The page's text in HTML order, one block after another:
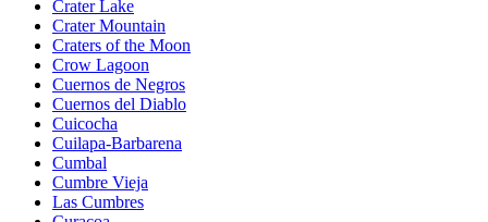
Crater Lake
Crater Mountain
Craters of the Moon
Crow Lagoon
Cuernos de Negros
Cuernos del Diablo
Cuicocha
Cuilapa-Barbarena
Cumbal
Cumbre Vieja
Las Cumbres